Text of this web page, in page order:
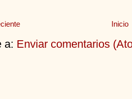
Inicio
a: Enviar comentarios